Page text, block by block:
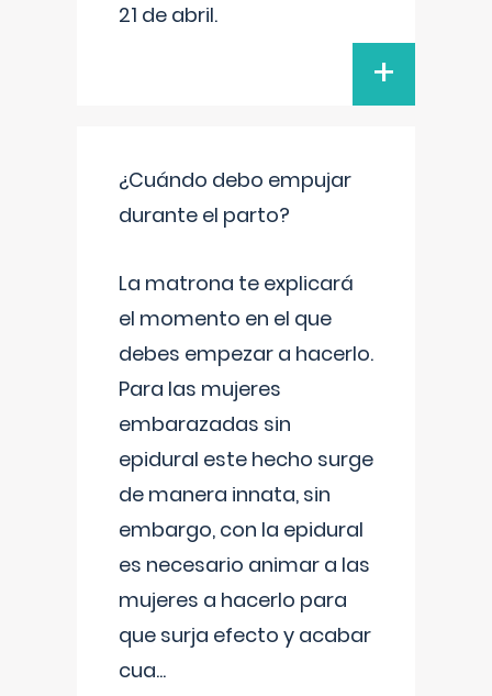
21 de abril.
+
¿Cuándo debo empujar
durante el parto?
La matrona te explicará
el momento en el que
debes empezar a hacerlo.
Para las mujeres
embarazadas sin
epidural este hecho surge
de manera innata, sin
embargo, con la epidural
es necesario animar a las
mujeres a hacerlo para
que surja efecto y acabar
cua...